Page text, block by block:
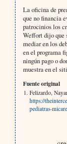
La oficina de
que no financia
patrocinios los
Weffort dijo que
mediar en los
en el programa
ningún pago o
muestra en el
Fuente original
Felizardo,
https://
pediatras-